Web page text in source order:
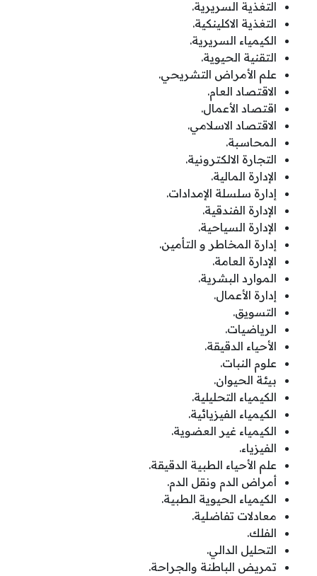
التغذية السريرية.
التغذية الاكلينكية.
الكيمياء السريرية.
التقنية الحيوية.
علم الأمراض التشريحي.
الاقتصاد العام.
اقتصاد الأعمال.
الاقتصاد الاسلامي.
المحاسبة.
التجارة الالكترونية.
الإدارة المالية.
إدارة سلسلة الإمدادات.
الإدارة الفندقية.
الإدارة السياحية.
إدارة المخاطر و التأمين.
الإدارة العامة.
الموارد البشرية.
إدارة الأعمال.
التسويق.
الرياضيات.
الأحياء الدقيقة.
علوم النبات.
بيئة الحيوان.
الكيمياء التحليلية.
الكيمياء الفيزيائية.
الكيمياء غير العضوية.
الفيزياء.
علم الأحياء الطبية الدقيقة.
أمراض الدم ونقل الدم.
الكيمياء الحيوية الطبية.
معادلات تفاضلية.
الفلك.
التحليل الدالي.
تمريض الباطنة والجراحة.